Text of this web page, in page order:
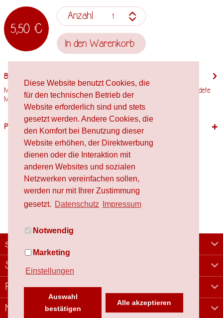
Diese Website benutzt Cookies, die
für den technischen Betrieb der
Website erforderlich sind und stets
gesetzt werden. Andere Cookies, die
den Komfort bei Benutzung dieser
Website erhöhen, der Direktwerbung
dienen oder die Interaktion mit
anderen Websites und sozialen
Netzwerken vereinfachen sollen,
werden nur mit Ihrer Zustimmung
gesetzt. Datenschutz Impressum
Notwendig
Marketing
Einstellungen
Auswahl
bestätigen
Alle akzeptieren
5,50 €
Anzahl
In den Warenkorb
Beschreibung
Motivgröße: 20mm x 21mm Stempelholzgröße: 25mm x 25mm Verwendete
Materialien Holz,...mehr
Passende Produkte
schafproduction
Shop
Rechtliches
Newsletter